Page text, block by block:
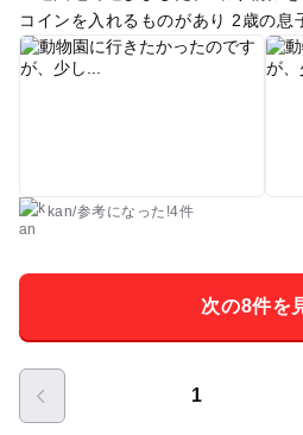
コインを入れるものがあり 2歳の息
冬季は混んでもなく、快適でした
kan/参考になった!4件
次の8件を
1